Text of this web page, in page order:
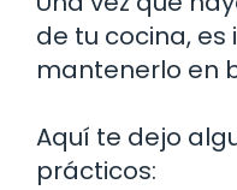
de tu cocina,
mantenerlo en
Aquí te dejo
prácticos: